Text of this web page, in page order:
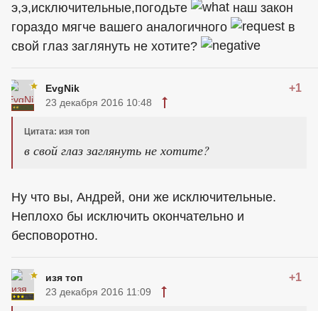
э,э,исключительные,погодьте
наш закон
гораздо мягче вашего аналогичного
в
свой глаз заглянуть не хотите?
EvgNik +1
23 декабря 2016 10:48
Цитата: изя топ
в свой глаз заглянуть не хотите?
Ну что вы, Андрей, они же исключительные.
Неплохо бы исключить окончательно и
бесповоротно.
изя топ +1
23 декабря 2016 11:09